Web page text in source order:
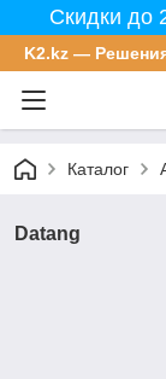
Скидки до
K2.kz —
Каталог
Datang